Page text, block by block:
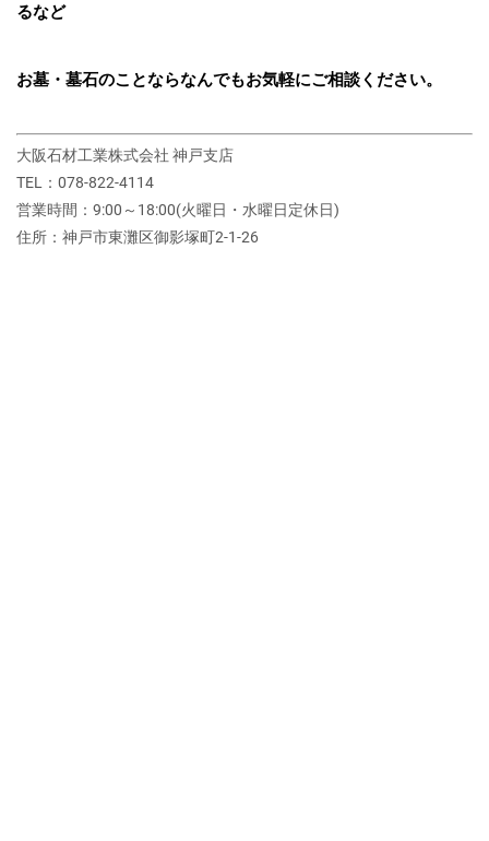
るなど
お墓・墓石のことならなんでもお気軽にご相談ください。
大阪石材工業株式会社 神戸支店
TEL：078-822-4114
営業時間：9:00～18:00(火曜日・水曜日定休日)
住所：神戸市東灘区御影塚町2‐1‐26